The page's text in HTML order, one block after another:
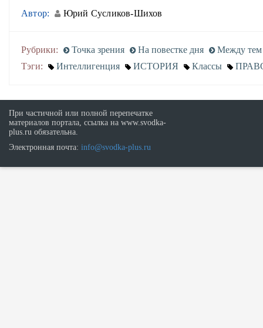
Автор: Юрий Сусликов-Шихов
Рубрики: Точка зрения На повестке дня
Между тем
Тэги:
Интеллигенция ИСТОРИЯ Классы
При частичной или полной перепечатке
материалов портала, ссылка на www.svodka-
plus.ru обязательна.
Электронная почта: info@svodka-plus.ru